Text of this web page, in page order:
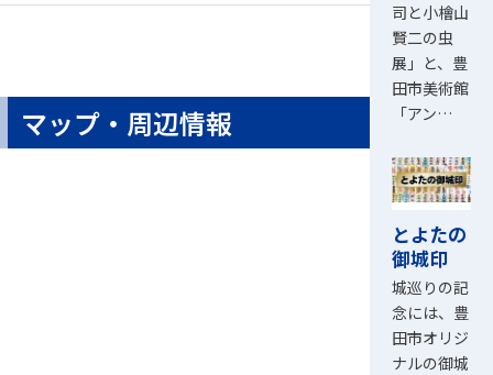
マップ・周辺情報
司と小檜山
賢二の虫
展」と、豊
田市美術館
「アン…
とよたの
御城印
城巡りの記
念には、豊
田市オリジ
ナルの御城